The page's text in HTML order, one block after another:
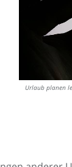
Urlaub planen